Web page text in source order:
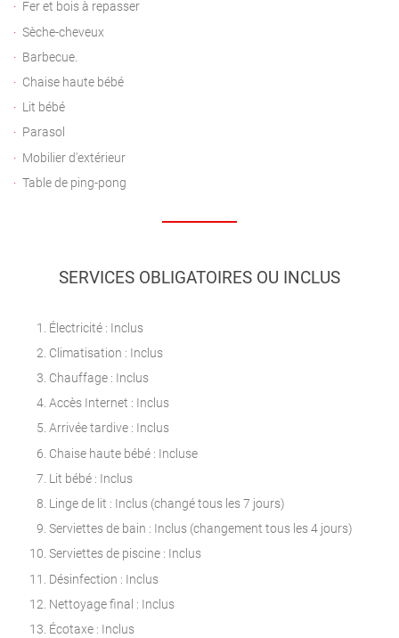
Fer et bois à repasser
Sèche-cheveux
Barbecue.
Chaise haute bébé
Lit bébé
Parasol
Mobilier d'extérieur
Table de ping-pong
SERVICES OBLIGATOIRES OU INCLUS
Électricité : Inclus
Climatisation : Inclus
Chauffage : Inclus
Accès Internet : Inclus
Arrivée tardive : Inclus
Chaise haute bébé : Incluse
Lit bébé : Inclus
Linge de lit : Inclus (changé tous les 7 jours)
Serviettes de bain : Inclus (changement tous les 4 jours)
Serviettes de piscine : Inclus
Désinfection : Inclus
Nettoyage final : Inclus
Écotaxe : Inclus